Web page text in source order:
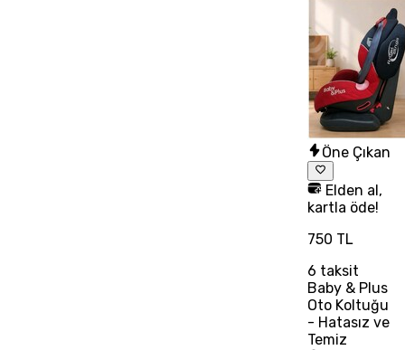
Öne Çıkan
Elden al,
kartla öde!
750 TL
6 taksit
Baby & Plus
Oto Koltuğu
- Hatasız ve
Temiz